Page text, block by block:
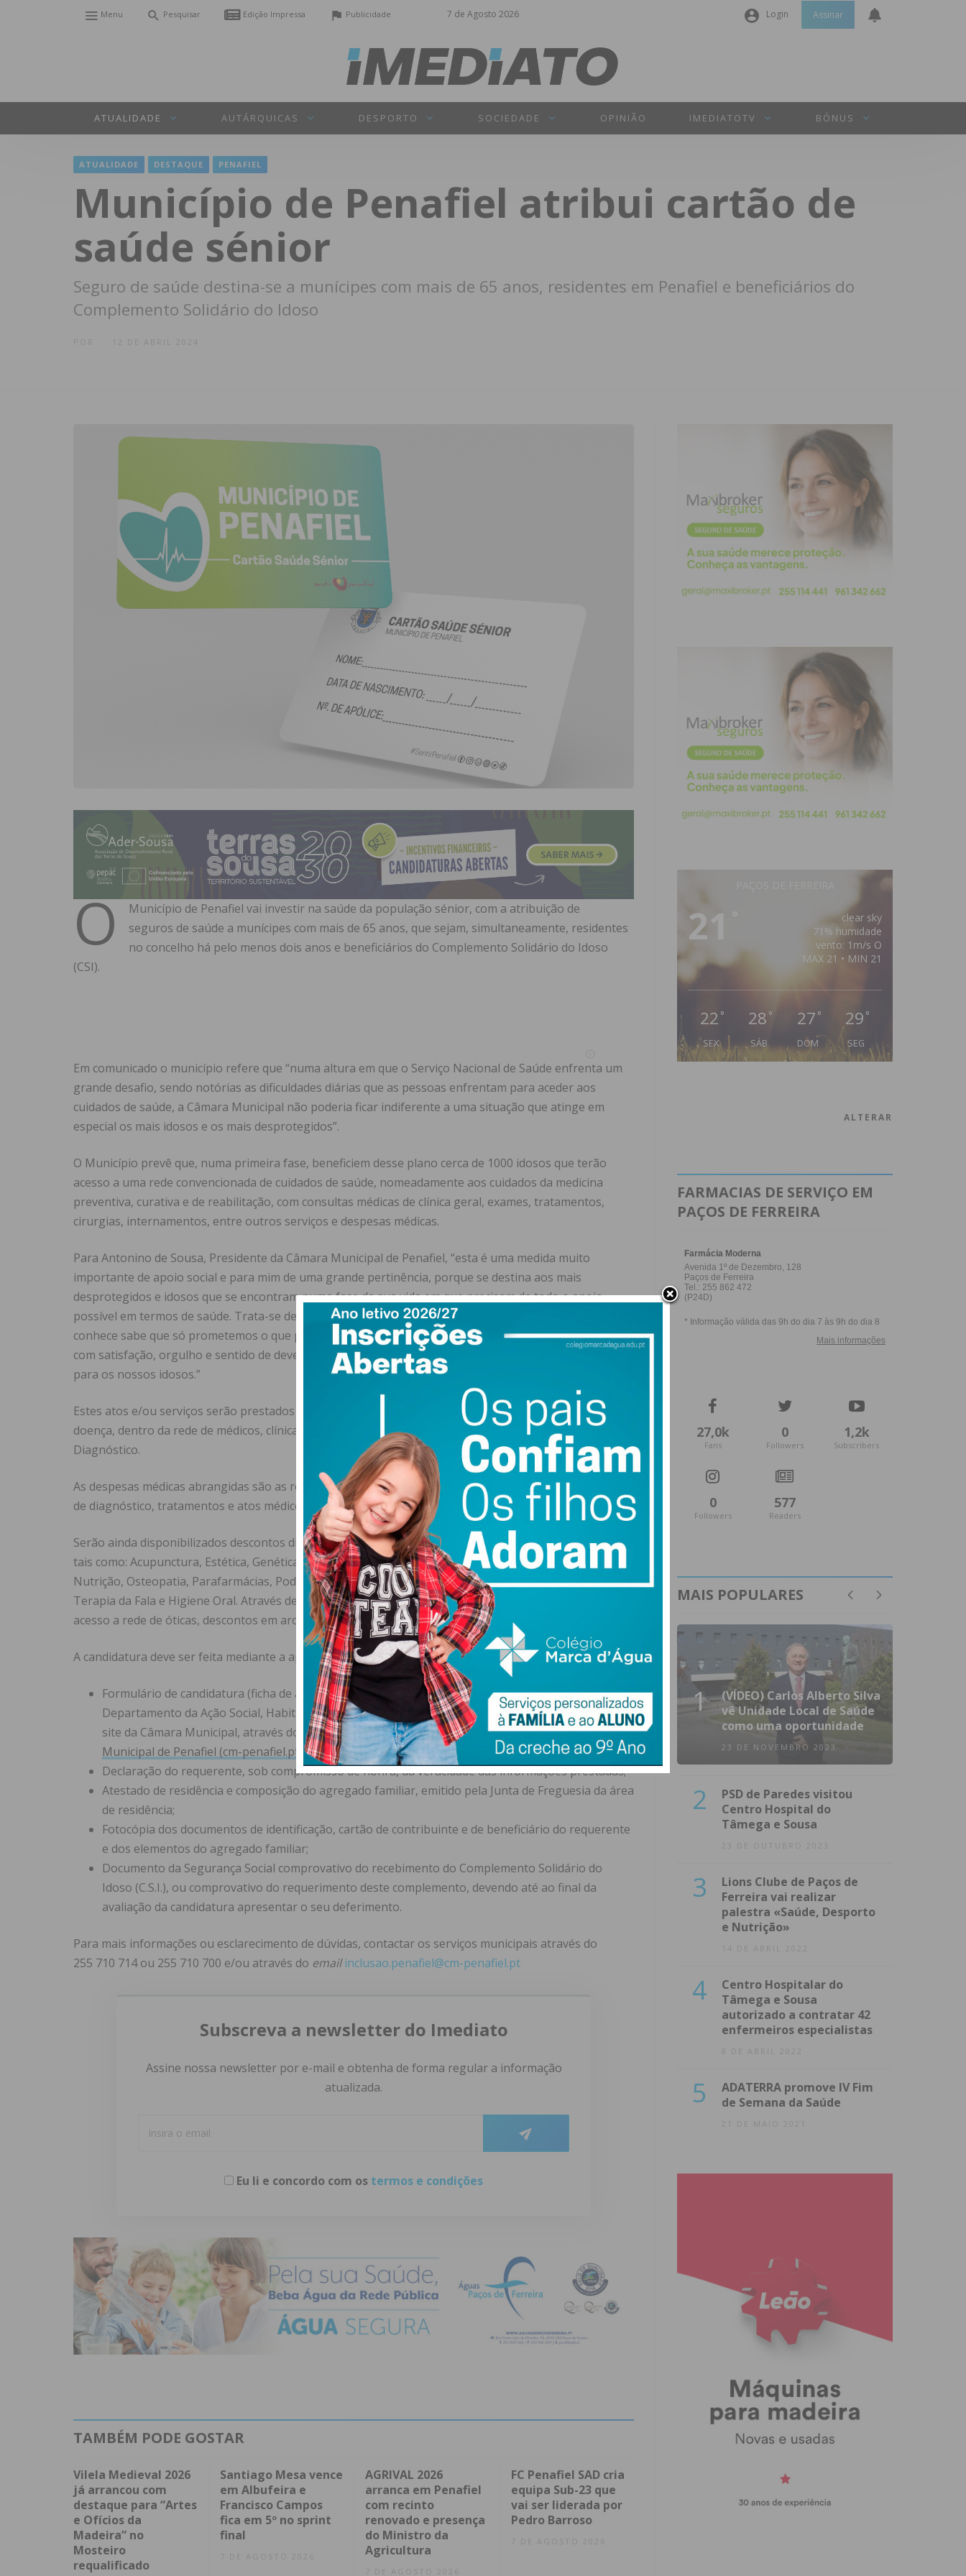
7 de Agosto 2026
Menu Pesquisar Edição Impressa Publicidade Login
Senha
INICIAR SESSÃO
Assinar
ATUALIDADE AUTÁRQUICAS DESPORTO SOCIEDADE OPINIÃO IMEDIATOTV BÓNUS
ATUALIDADE DESTAQUE PENAFIEL
Município de Penafiel atribui cartão de
saúde sénior
Seguro de saúde destina-se a munícipes com mais de 65 anos, residentes em Penafiel e beneficiários do
Complemento Solidário do Idoso
12 DE ABRIL 2024
O
Município de Penafiel vai investir na saúde da população sénior, com a atribuição de
seguros de saúde a munícipes com mais de 65 anos, que sejam, simultaneamente, residentes
no concelho há pelo menos dois anos e beneficiários do Complemento Solidário do Idoso
(CSI).
Em comunicado o município refere que “numa altura em que o Serviço Nacional de Saúde enfrenta um
grande desafio, sendo notórias as dificuldades diárias que as pessoas enfrentam para aceder aos
cuidados de saúde, a Câmara Municipal não poderia ficar indiferente a uma situação que atinge em
especial os mais idosos e os mais desprotegidos”.
O Município prevê que, numa primeira fase, beneficiem desse plano cerca de 1000 idosos que terão
acesso a uma rede convencionada de cuidados de saúde, nomeadamente aos cuidados da medicina
preventiva, curativa e de reabilitação, com consultas médicas de clínica geral, exames, tratamentos,
cirurgias, internamentos, entre outros serviços e despesas médicas.
Para Antonino de Sousa, Presidente da Câmara Municipal de Penafiel, “esta é uma medida muito
importante de apoio social e para mim de uma grande pertinência, porque se destina aos mais
desprotegidos e idosos que se encontram numa fase da sua vida em que precisam de todo o apoio
possível em termos de saúde. Trata-se de uma promessa eleitoral à nossa população e quem me
conhece sabe que só prometemos o que podemos cumprir e que não descansamos até o fazer. É assim
com satisfação, orgulho e sentido de dever cumprido que avançamos com esta medida tão importante
para os nossos idosos.”
Estes atos e/ou serviços serão prestados a preços convencionados, seja por motivo de acidente ou
doença, dentro da rede de médicos, clínicas, hospitais e Centros de Meios Complementares de
Diagnóstico.
As despesas médicas abrangidas são as relacionadas com hospitalização, consultas, exames auxiliares
de diagnóstico, tratamentos e atos médicos estomatológicos.
Serão ainda disponibilizados descontos diretos e serviços complementares na área da saúde e lazer,
tais como: Acupunctura, Estética, Genética, Ginásios,Health Clubs, Termas e SPA, Homeopatia,
Nutrição, Osteopatia, Parafarmácias, Podologia, Psicologia, Quirioprática, Shiatsu, Talassoterapia,
Terapia da Fala e Higiene Oral. Através desta rede de rede de bem-estar é também garantido aos idosos
acesso a rede de óticas, descontos em aros para óculos, lentes para óculos e lentes de contacto.
A candidatura deve ser feita mediante a apresentação dos seguintes documentos:
Formulário de candidatura (ficha de adesão) devidamente preenchido, a disponibilizar na
Departamento da Ação Social, Habitação e Saúde da Câmara Municipal e também disponível no
site da Câmara Municipal, através do seguinte
link:Cartão Saúde Sénior de Penafiel – Câmara
Municipal de Penafiel (cm-penafiel.pt) ;
Declaração do requerente, sob compromisso de honra, da veracidade das informações prestadas;
Atestado de residência e composição do agregado familiar, emitido pela Junta de Freguesia da área
de residência;
Fotocópia dos documentos de identificação, cartão de contribuinte e de beneficiário do requerente
e dos elementos do agregado familiar;
Documento da Segurança Social comprovativo do recebimento do Complemento Solidário do
Idoso (C.S.I.), ou comprovativo do requerimento deste complemento, devendo até ao final da
avaliação da candidatura apresentar o seu deferimento.
Para mais informações ou esclarecimento de dúvidas, contactar os serviços municipais através do
255 710 714 ou 255 710 700 e/ou através do emailinclusao.penafiel@cm-penafiel.pt
Subscreva a newsletter do Imediato
Assine nossa newsletter por e-mail e obtenha de forma regular a informação
atualizada.
Eu li e concordo com os termos e condições
TAMBÉM PODE GOSTAR
Vilela Medieval 2026
já arrancou com
destaque para “Artes
e Ofícios da
Madeira” no
Mosteiro
requalificado
Santiago Mesa vence
em Albufeira e
Francisco Campos
fica em 5º no sprint
final
7 DE AGOSTO 2026
AGRIVAL 2026
arranca em Penafiel
com recinto
renovado e presença
do Ministro da
Agricultura
7 DE AGOSTO 2026
FC Penafiel SAD cria
equipa Sub-23 que
vai ser liderada por
Pedro Barroso
7 DE AGOSTO 2026
21
clear sky
71% humidade
vento: 1m/s O
MAX 21 • MIN 21
22 °
SEX
28 °
SÁB
27 °
DOM
29 °
SEG
ALTERAR
FARMACIAS DE SERVIÇO EM
PAÇOS DE FERREIRA
27,0k
Fans
0
Followers
1,2k
Subscribers
0
Followers
577
Readers
MAIS POPULARES
1
(VÍDEO) Carlos Alberto Silva
vê Unidade Local de Saúde
como uma oportunidade
23 DE NOVEMBRO 2023
2
PSD de Paredes visitou
Centro Hospital do
Tâmega e Sousa
23 DE OUTUBRO 2023
3
Lions Clube de Paços de
Ferreira vai realizar
palestra «Saúde, Desporto
e Nutrição»
14 DE ABRIL 2022
4
Centro Hospitalar do
Tâmega e Sousa
autorizado a contratar 42
enfermeiros especialistas
8 DE ABRIL 2022
5
ADATERRA promove IV Fim
de Semana da Saúde
21 DE MAIO 2021